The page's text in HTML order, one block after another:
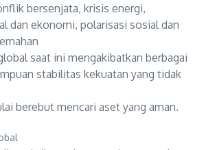
bersenjata, krisis energi,
dan ekonomi, polarisasi sosial dan
saat ini mengakibatkan berbagai
stabilitas kekuatan yang tidak
berebut mencari aset yang aman.